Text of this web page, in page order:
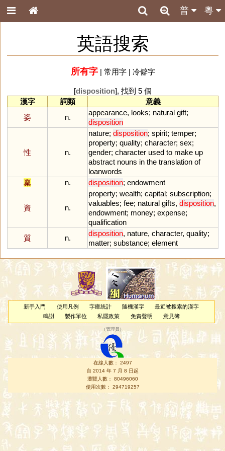
粵
普
英語搜索
所有字| 常用字| 冷僻字
[disposition], 找到 5 個
漢字
詞類
意義
姿
n.
appearance, looks; natural gift;
disposition
性 n.
nature; disposition; spirit; temper;
property; quality; character; sex;
gender; character used to make up
abstract nouns in the translation of
loanwords
稟
n. disposition; endowment
資 n.
property; wealth; capital; subscription;
valuables; fee; natural gifts, disposition,
endowment; money; expense;
qualification
質
n.
disposition, nature, character, quality;
matter; substance; element
新手入門 使用凡例 字庫統計 隨機漢字
最近被搜索的漢字
鳴謝
製作單位 私隱政策 免責聲明 意見簿
（管理員 ）
在線人數： 2497
自 2014 年 7 月 8 日起
瀏覽人數： 80496060
使用次數： 294719257